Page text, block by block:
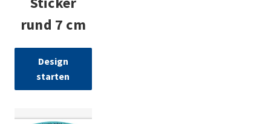
rund 7 cm
Design
starten